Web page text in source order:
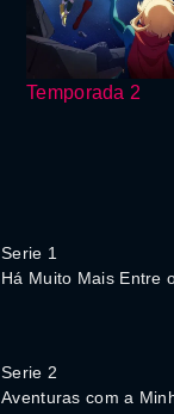
Temporada 2
Serie 1
Há Muito Mais Entre
Serie 2
Aventuras com a